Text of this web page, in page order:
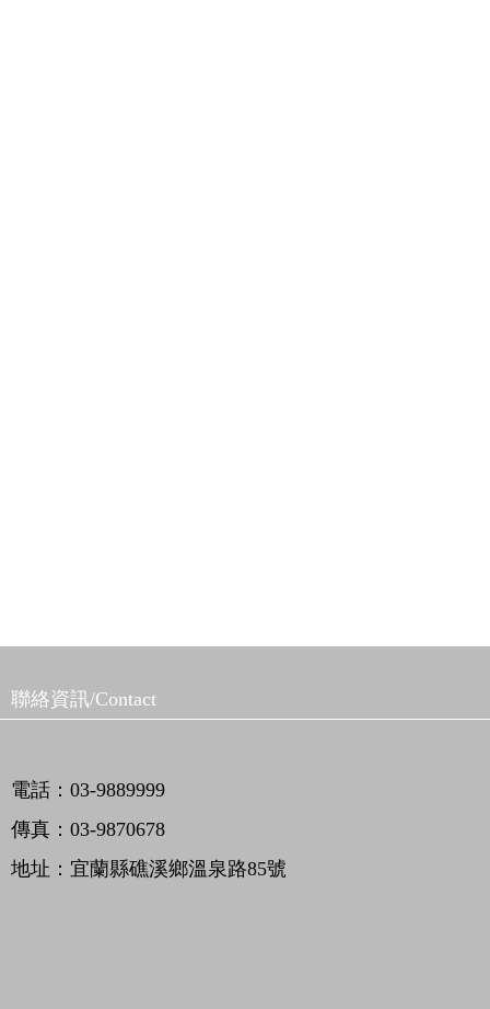
聯絡資訊/Contact
電話：03-9889999
傳真：03-9870678
地址：宜蘭縣礁溪鄉溫泉路85號